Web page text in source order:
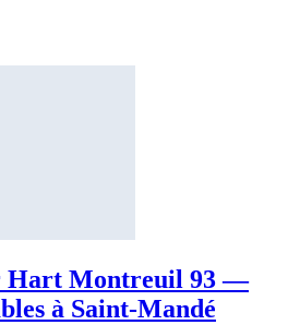
Hart Montreuil 93 —
à Saint-Mandé